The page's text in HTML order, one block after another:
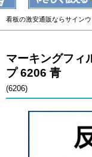
看板の激安通販ならサイン
マーキングフィ
プ 6206 青
(6206)